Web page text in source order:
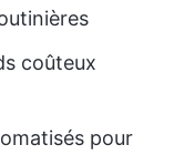
coûteux
pour